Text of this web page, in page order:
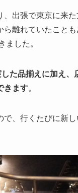
出張で東京に来
離れていたこと
した。
た品揃えに加え
きます。
、行くたびに新